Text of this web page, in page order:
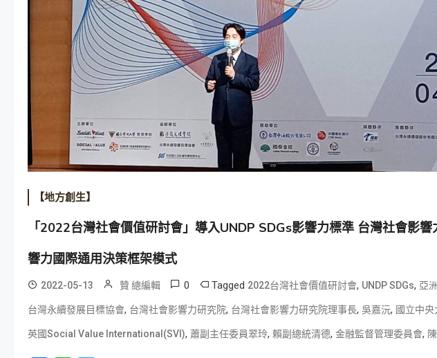
【地方創生】
「2022台灣社會價值研討會」導入UNDP SDGs影響力標準 台灣社會影
響力國際通用決策框架模式
2022-05-13 贊 總編輯 0 Tagged 2022台灣社會價值研討會, UNDP SDGs, 亞
台灣永續發展目標協會, 台灣社會影響力研究院, 台灣社會影響力研究院理事長, 吳嘉沅, 國立中
英國Social Value International(SVI), 蕭副主任委員翠玲, 賴副總統清德, 金融監督管理委員會,